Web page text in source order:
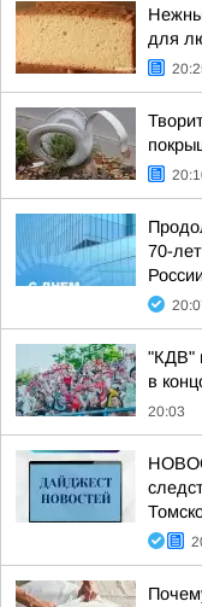
для
70-
"КДВ"
в
20:03